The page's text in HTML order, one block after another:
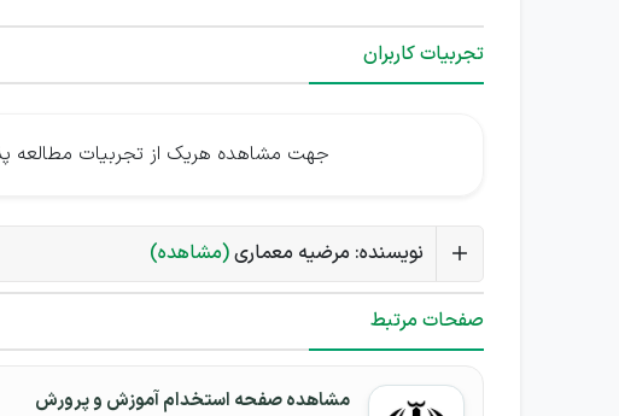
تجربیات کاربران
جهت مشاهده هریک از تجربیات مطالعه
نویسنده: مرضیه معماری(مشاهده)
صفحات مرتبط
مشاهده صفحه استخدام آموزش و پرورش